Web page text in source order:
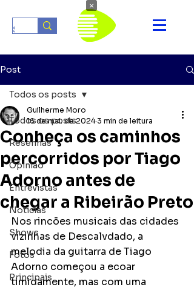
Post
Todos os posts
Resenhas
Opinião
Entrevistas
Notícias
Shows
Fotos
Principais
Todos os posts
Conheça os caminhos
percorridos por Tiago
Adorno antes de
chegar a Ribeirão Preto
Guilherme Moro
16 de mai. de 2024 3 min de leitura
Nos rincões musicais das cidades
vizinhas de Descalvdado, a
melodia da guitarra de Tiago
Adorno começou a ecoar
timidamente, mas com uma
×